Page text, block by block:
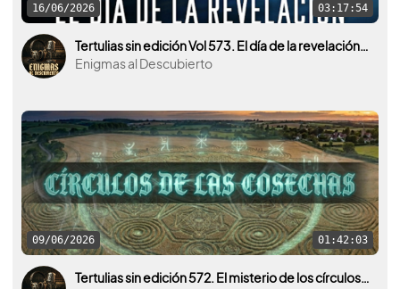
16/06/2026 03:17:54
Tertulias sin edición Vol 573. El día de la revelación ¿El día de qué?
Enigmas al Descubierto
09/06/2026 01:42:03
Tertulias sin edición 572. El misterio de los círculos de las cosechas.